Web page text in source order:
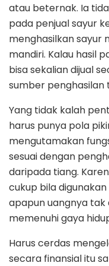
atau beternak. Ia
pada penjual sayur
menghasilkan sayur
mandiri. Kalau hasil
bisa sekalian dijual
sumber penghasilan
Yang tidak kalah
harus punya pola
mengutamakan
sesuai dengan
daripada tiang.
cukup bila
apapun uangnya tak
memenuhi gaya
Harus cerdas
secara finansial itu